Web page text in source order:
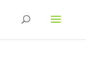
ga('require', 'GTM-TFCVLFN');